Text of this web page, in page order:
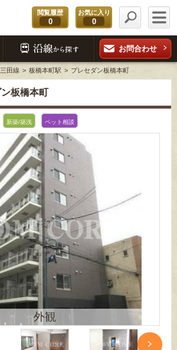
閲覧履歴
0
お気に入り
0
お問合わせ
田線 板橋本町駅 プレセダン板橋本町
板橋本町
新築/築浅 ペット相談
外観